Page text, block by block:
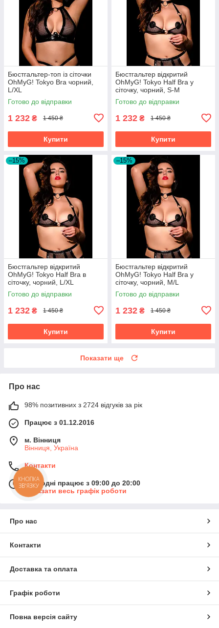
Бюстгальтер-топ із сіточки
OhMyG! Tokyo Bra чорний,
L/XL
Готово до відправки
1 232 ₴ 1 450 ₴
Купити
Бюстгальтер відкритий
OhMyG! Tokyo Half Bra у
сіточку, чорний, S-M
Готово до відправки
1 232 ₴ 1 450 ₴
Купити
–15%
Бюстгальтер відкритий
OhMyG! Tokyo Half Bra в
сіточку, чорний, L/XL
Готово до відправки
1 232 ₴ 1 450 ₴
Купити
–15%
Бюстгальтер відкритий
OhMyG! Tokyo Half Bra у
сіточку, чорний, M/L
Готово до відправки
1 232 ₴ 1 450 ₴
Купити
Показати ще
Про нас
98% позитивних з 2724 відгуків за рік
Працює з 01.12.2016
м. Вінниця
Вінниця, Україна
Контакти
Сьогодні працює з 09:00 до 20:00
Показати весь графік роботи
Про нас
Контакти
Доставка та оплата
Графік роботи
Повна версія сайту
КНОПКА
ЗВ'ЯЗКУ